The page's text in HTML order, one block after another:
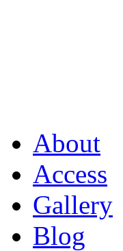
About
Access
Gallery
Blog